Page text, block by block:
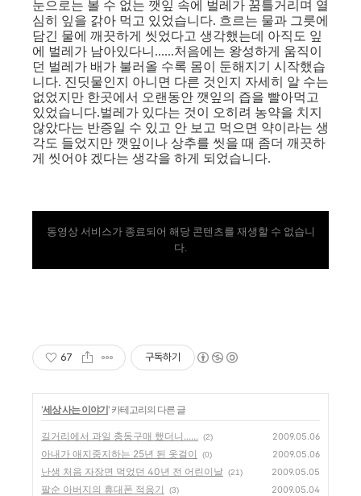
눈으로는 볼 수 없는 깻잎 속에 벌레가 꿈틀거리며 열
심히 잎을 갉아 먹고 있었습니다. 흐르는 물과 그릇에
담긴 물에 깨끗하게 씻었다고 생각했는데 아직도 잎
에 벌레가 남아있다니......처음에는 왕성하게 움직이
던 벌레가 배가 불러올 수록 몸이 둔해지기 시작했습
니다. 진딧물인지 아니면 다른 것인지 자세히 알 수는
없었지만 한곳에서 오랜동안 깻잎의 즙을 빨아먹고
있었습니다.벌레가 있다는 것이 오히려 농약을 치지
않았다는 반증일 수 있고 안 보고 먹으면 약이라는 생
각도 들었지만 깻잎이나 상추를 씻을 때 좀더 깨끗하
게 씻어야 겠다는 생각을 하게 되었습니다.
동영상 서비스가 종료되어 해당 콘텐츠를 재생할 수 없습니
다.
67 구독하기
'세상 사는 이야기' 카테고리의 다른 글
길거리에서 과일 충동구매 했더니...... (2) 2009.05.06
아내가 애지중지하는 25년 된 옷걸이 (0) 2009.05.06
난생 처음 자장면 먹었던 40년 전 어린이날 (21) 2009.05.05
팔순 아버지의 휴대폰 적응기 (3) 2009.05.04